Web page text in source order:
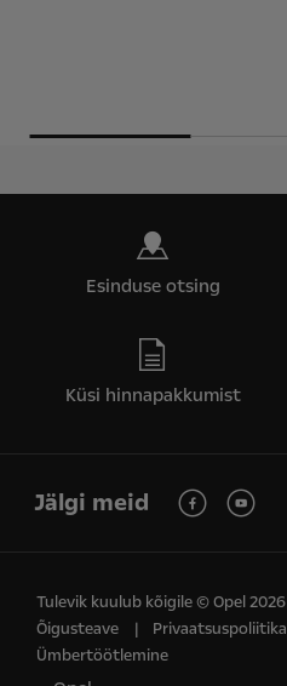
Esinduse otsing
Küsi hinnapakkumist
Jälgi meid
Tulevik kuulub kõigile © Opel 2026
Õigusteave
Privaatsuspoliitika
Ümbertöötlemine